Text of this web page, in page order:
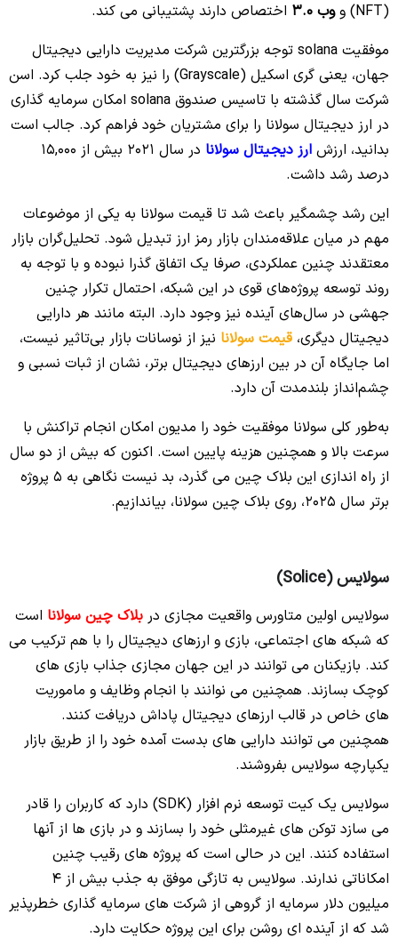
(NFT) و
وب 3.0
اختصاص دارند پشتیبانی می کند.
موفقیت solana توجه بزرگترین شرکت مدیریت دارایی دیجیتال
جهان، یعنی گری اسکیل (Grayscale) را نیز به خود جلب کرد. اسن
شرکت سال گذشته با تاسیس صندوق solana امکان سرمایه گذاری
در ارز دیجیتال سولانا را برای مشتریان خود فراهم کرد. جالب است
بدانید، ارزش ارز دیجیتال سولانا
در سال 2021 بیش از 15,000
درصد رشد داشت.
این رشد چشمگیر باعث شد تا قیمت سولانا به یکی از موضوعات
مهم در میان علاقه‌مندان بازار رمز ارز تبدیل شود. تحلیل‌گران بازار
معتقدند چنین عملکردی، صرفا یک اتفاق گذرا نبوده و با توجه به
روند توسعه پروژه‌های قوی در این شبکه، احتمال تکرار چنین
جهشی در سال‌های آینده نیز وجود دارد. البته مانند هر دارایی
دیجیتال دیگری، قیمت سولانا نیز از نوسانات بازار بی‌تاثیر نیست،
اما جایگاه آن در بین ارزهای دیجیتال برتر، نشان از ثبات نسبی و
چشم‌انداز بلندمدت آن دارد.
به‌طور کلی سولانا موفقیت خود را مدیون امکان انجام تراکنش با
سرعت بالا و همچنین هزینه پایین است. اکنون که بیش از دو سال
از راه اندازی این بلاک چین می گذرد، بد نیست نگاهی به 5 پروژه
برتر سال 2025، روی بلاک چین سولانا، بیاندازیم.
سولایس (Solice)
سولایس اولین متاورس واقعیت مجازی در بلاک چین سولانا است
که شبکه های اجتماعی، بازی و ارزهای دیجیتال را با هم ترکیب می
کند. بازیکنان می توانند در این جهان مجازی جذاب بازی های
کوچک بسازند. همچنین می نوانند با انجام وظایف و ماموریت
های خاص در قالب ارزهای دیجیتال پاداش دریافت کنند.
همچنین می توانند دارایی های بدست آمده خود را از طریق بازار
یکپارچه سولایس بفروشند.
سولایس یک کیت توسعه نرم افزار (SDK) دارد که کاربران را قادر
می سازد توکن های غیرمثلی خود را بسازند و در بازی ها از آنها
استفاده کنند. این در حالی است که پروژه های رقیب چنین
امکاناتی ندارند. سولایس به تازگی موفق به جذب بیش از 4
میلیون دلار سرمایه از گروهی از شرکت های سرمایه گذاری خطرپذیر
شد که از آینده ای روشن برای این پروژه حکایت دارد.